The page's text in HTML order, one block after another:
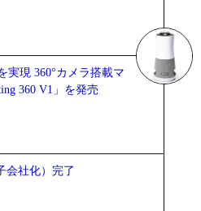
実現 360°カメラ搭載マ
360 V1」を発売
会社化）完了